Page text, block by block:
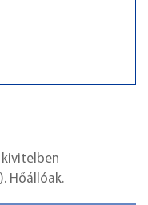
kivitelben
Hőállóak.